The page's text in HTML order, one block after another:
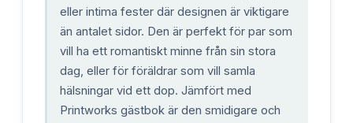
eller intima fester där designen är viktigare
än antalet sidor. Den är perfekt för par som
vill ha ett romantiskt minne från sin stora
dag, eller för föräldrar som vill samla
hälsningar vid ett dop. Jämfört med
Printworks gästbok är den smidigare och